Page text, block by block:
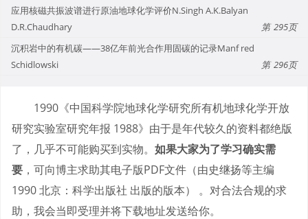
应用核磁共振波谱进行原油地球化学评价N.Singh A.K.Balyan
D.R.Chaudhary
295
沉积岩中的有机碳——38亿年前光合作用固碳的记录Manf red
Schidlowski
296
1990《中国科学院地球化学研究所有机地球化学开放
研究实验室研究年报 1988》由于是年代较久的资料都绝版
了，几乎不可能购买到实物。 如果大家为了学习确实需
要 ，可向博主求助其电子版PDF文件（由史继扬等主编
1990 北京：科学出版社 出版的版本） 。对合法合规的求
助，我会当即受理并将下载地址发送给你。